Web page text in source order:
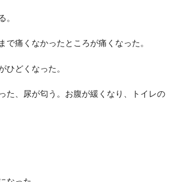
で痛くなかったところが痛くなった。
ひどくなった。
た、尿が匂う。お腹が緩くなり、トイレの